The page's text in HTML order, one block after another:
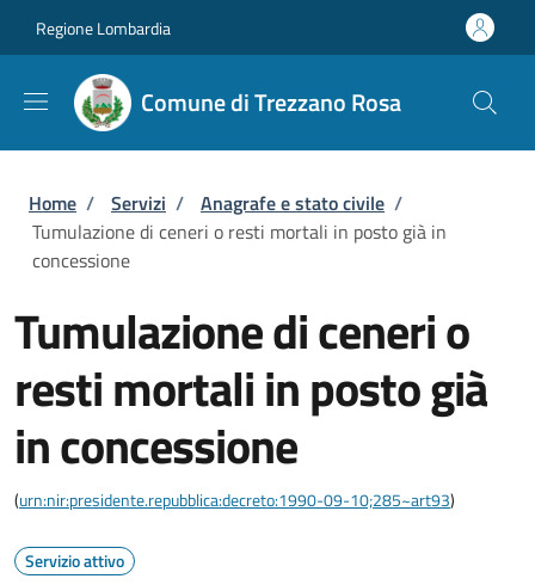
Regione Lombardia
Comune di Trezzano Rosa
Briciole di pane
Home / Servizi / Anagrafe e stato civile /
Tumulazione di ceneri o resti mortali in posto già in
concessione
Tumulazione di ceneri o
resti mortali in posto già
in concessione
(urn:nir:presidente.repubblica:decreto:1990-09-10;285~art93)
Servizio attivo